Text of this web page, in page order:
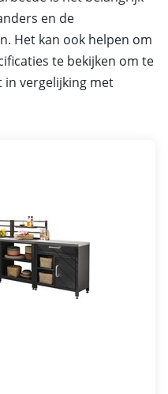
en de
Het kan ook helpen om
te bekijken om te
in vergelijking met